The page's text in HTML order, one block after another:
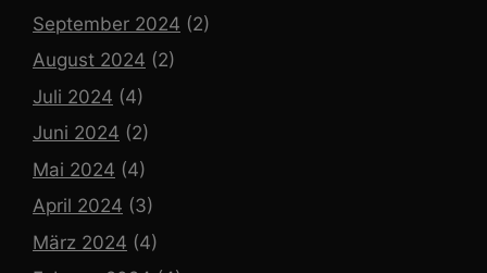
September 2024 (2)
August 2024 (2)
Juli 2024 (4)
Juni 2024 (2)
Mai 2024 (4)
April 2024 (3)
März 2024 (4)